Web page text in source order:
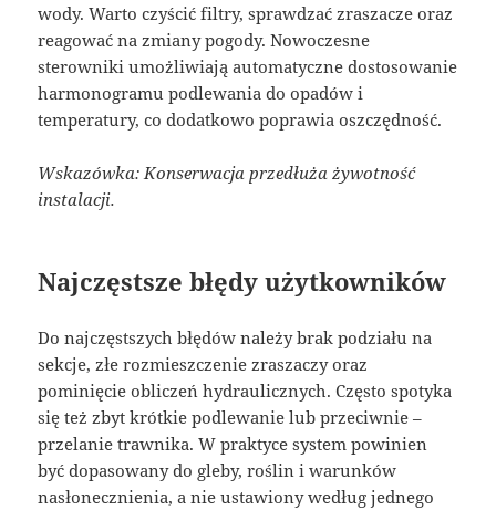
wody. Warto czyścić filtry, sprawdzać zraszacze oraz
reagować na zmiany pogody. Nowoczesne
sterowniki umożliwiają automatyczne dostosowanie
harmonogramu podlewania do opadów i
temperatury, co dodatkowo poprawia oszczędność.
Wskazówka: Konserwacja przedłuża żywotność
instalacji.
Najczęstsze błędy użytkowników
Do najczęstszych błędów należy brak podziału na
sekcje, złe rozmieszczenie zraszaczy oraz
pominięcie obliczeń hydraulicznych. Często spotyka
się też zbyt krótkie podlewanie lub przeciwnie –
przelanie trawnika. W praktyce system powinien
być dopasowany do gleby, roślin i warunków
nasłonecznienia, a nie ustawiony według jednego